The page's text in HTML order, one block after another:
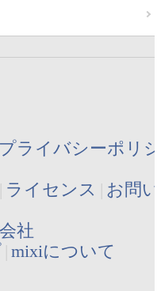
プライバシーポリ
ライセンス お問
社
mixiについて